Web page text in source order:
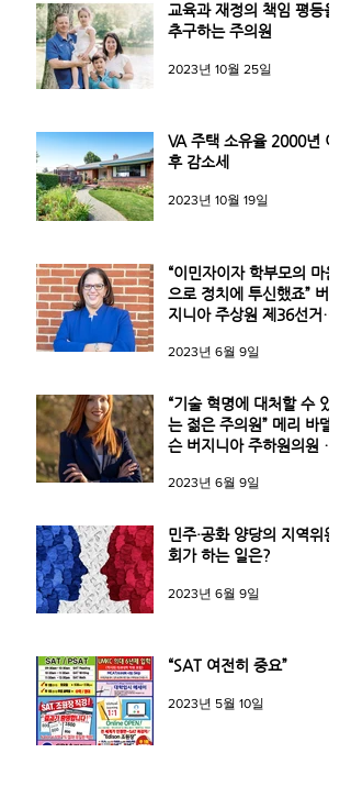
교육과 재정의 책임 평등을
추구하는 주의원
2023년 10월 25일
VA 주택 소유율 2000년 이
후 감소세
2023년 10월 19일
“이민자이자 학부모의 마음
으로 정치에 투신했죠” 버
지니아 주상원 제36선거구
2023년 6월 9일
“기술 혁명에 대처할 수 있
는 젊은 주의원” 메리 바델
슨 버지니아 주하원의원 후
2023년 6월 9일
민주·공화 양당의 지역위원
회가 하는 일은?
2023년 6월 9일
“SAT 여전히 중요”
2023년 5월 10일